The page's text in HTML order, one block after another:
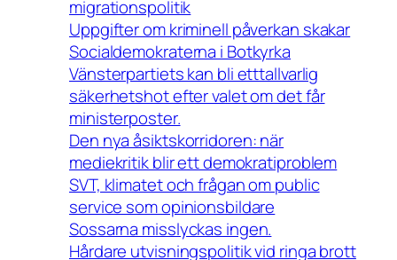
migrationspolitik
Uppgifter om kriminell påverkan skakar
Socialdemokraterna i Botkyrka
Vänsterpartiets kan bli etttallvarlig
säkerhetshot efter valet om det får
ministerposter.
Den nya åsiktskorridoren: när
mediekritik blir ett demokratiproblem
SVT, klimatet och frågan om public
service som opinionsbildare
Sossarna misslyckas ingen.
Hårdare utvisningspolitik vid ringa brott